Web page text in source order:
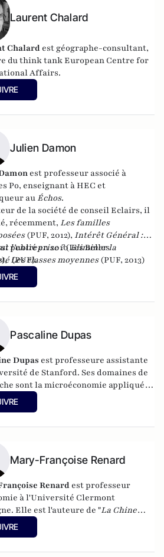
Laurent Chalard
Chalard est géographe-consultant,
du think tankEuropean Centre for
Affairs.
Julien Damon
est professeur associé à
Po, enseignant à HEC et
au Échos.
de la société de conseil Eclairs, il
récemment, Les familles
(PUF, 2012), Intérêt Général :
l’entreprise ?(Les Belles
Les classes moyennes(PUF, 2013)
publié en 2010Eliminer la
(PUF).
Pascaline Dupas
Dupas est professeure assistante
de Stanford. Ses domaines de
sont la microéconomie appliquée
de développement.
Mary-Françoise Renard
Renard est professeur
à l'Université Clermont
Elle est l'auteure de "La Chine
mondiale
Blaise Pascal.